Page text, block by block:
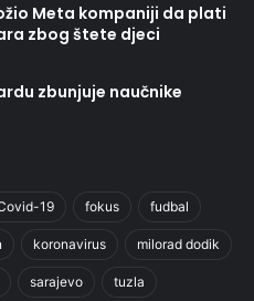
Meta kompaniji da plati
zbog štete djeci
zbunjuje naučnike
19 fokus fudbal
koronavirus milorad dodik
sarajevo tuzla